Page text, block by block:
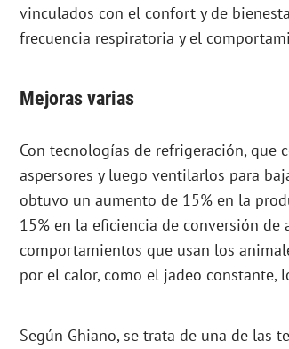
vinculados con el confort y de
frecuencia respiratoria y el
Mejoras varias
Con tecnologías de refrigeración, que
aspersores y luego ventilarlos para
obtuvo un aumento de 15% en la
15% en la eficiencia de conversión de
comportamientos que usan los
por el calor, como el jadeo constante,
Según Ghiano, se trata de una de las